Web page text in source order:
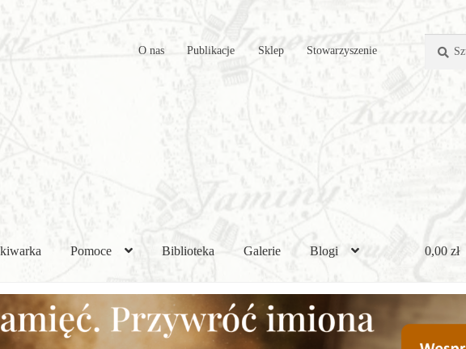
O nas Publikacje Sklep Stowarzyszenie
Pomoce Biblioteka Galerie Blogi 0,00 zł